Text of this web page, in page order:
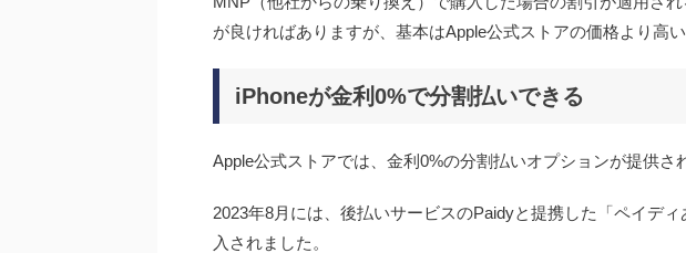
が良ければありますが、基本はApple公式ストアの価格より高い
iPhoneが金利0%で分割払いできる
Apple公式ストアでは、金利0%の分割払いオプションが提供さ
2023年8月には、後払いサービスのPaidyと提携した「ペイデ
入されました。